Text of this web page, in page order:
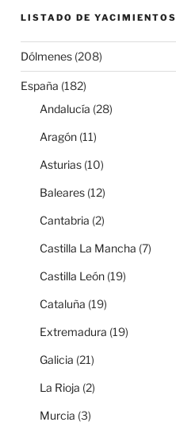
LISTADO DE YACIMIENTOS
Dólmenes(208)
España (182)
Andalucía (28)
Aragón(11)
Asturias(10)
Baleares(12)
Cantabria (2)
Castilla La Mancha (7)
Castilla León(19)
Cataluña (19)
Extremadura (19)
Galicia (21)
La Rioja (2)
Murcia (3)